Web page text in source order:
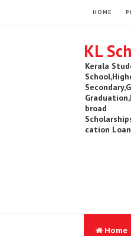
HOME
KL
Kerala
broad
cation
Home